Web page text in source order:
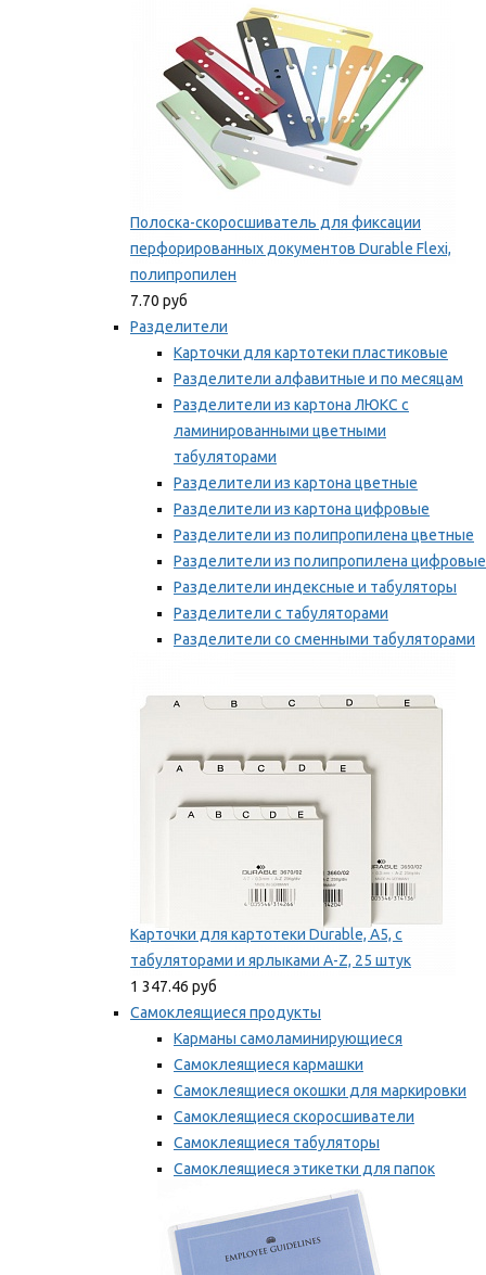
Полоска-скоросшиватель для фиксации
перфорированных документов Durable Flexi,
полипропилен
7.70 руб
Разделители
Карточки для картотеки пластиковые
Разделители алфавитные и по месяцам
Разделители из картона ЛЮКС с
ламинированными цветными
табуляторами
Разделители из картона цветные
Разделители из картона цифровые
Разделители из полипропилена цветные
Разделители из полипропилена цифровые
Разделители индексные и табуляторы
Разделители с табуляторами
Разделители со сменными табуляторами
Карточки для картотеки Durable, A5, с
табуляторами и ярлыками A-Z, 25 штук
1 347.46 руб
Самоклеящиеся продукты
Карманы самоламинирующиеся
Самоклеящиеся кармашки
Самоклеящиеся окошки для маркировки
Самоклеящиеся скоросшиватели
Самоклеящиеся табуляторы
Самоклеящиеся этикетки для папок
Таблички для маркировки
Мы рекомендуем